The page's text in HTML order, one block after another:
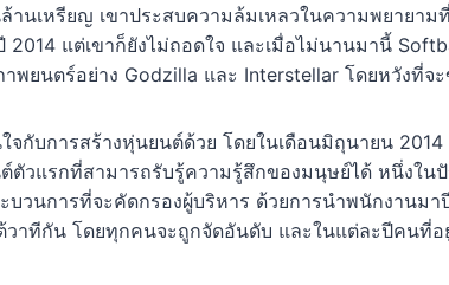
านเหรียญ เขาประสบความล้มเหลวในความพยายา
2014 แต่เขาก็ยังไม่ถอดใจ และเมื่อไม่นานมานี้
พยนตร์อย่าง Godzilla และ Interstellar โดยหวังที่จ
จกับการสร้างหุ่นยนต์ด้วย โดยในเดือนมิถุนายน
ตัวแรกที่สามารถรับรู้ความรู้สึกของมนุษย์ได้ หนึ่งใ
บวนการที่จะคัดกรองผู้บริหาร ด้วยการนำพนักงานม
าทีกัน โดยทุกคนจะถูกจัดอันดับ และในแต่ละปีคนที่